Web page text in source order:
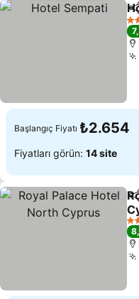
3
Başlangıç Fiyatı ₺2.654
Fiyatları görün: 14 site
3